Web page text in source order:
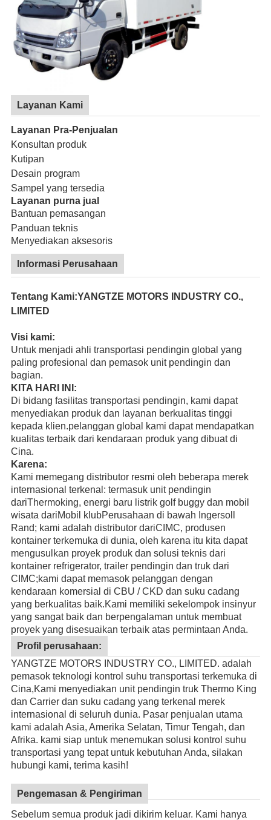
Layanan Kami
Layanan Pra-Penjualan
Konsultan produk
Kutipan
Desain program
Sampel yang tersedia
Layanan purna jual
Bantuan pemasangan
Panduan teknis
Menyediakan aksesoris
Informasi Perusahaan
Tentang Kami:YANGTZE MOTORS INDUSTRY CO.,
LIMITED
Visi kami:
Untuk menjadi ahli transportasi pendingin global yang
paling profesional dan pemasok unit pendingin dan
bagian.
KITA HARI INI:
Di bidang fasilitas transportasi pendingin, kami dapat
menyediakan produk dan layanan berkualitas tinggi
kepada klien.pelanggan global kami dapat mendapatkan
kualitas terbaik dari kendaraan produk yang dibuat di
Cina.
Karena:
Kami memegang distributor resmi oleh beberapa merek
internasional terkenal: termasuk unit pendingin
dariThermoking, energi baru listrik golf buggy dan mobil
wisata dariMobil klubPerusahaan di bawah Ingersoll
Rand; kami adalah distributor dariCIMC, produsen
kontainer terkemuka di dunia, oleh karena itu kita dapat
mengusulkan proyek produk dan solusi teknis dari
kontainer refrigerator, trailer pendingin dan truk dari
CIMC;kami dapat memasok pelanggan dengan
kendaraan komersial di CBU / CKD dan suku cadang
yang berkualitas baik.Kami memiliki sekelompok insinyur
yang sangat baik dan berpengalaman untuk membuat
proyek yang disesuaikan terbaik atas permintaan Anda.
Profil perusahaan:
YANGTZE MOTORS INDUSTRY CO., LIMITED. adalah
pemasok teknologi kontrol suhu transportasi terkemuka di
Cina,Kami menyediakan unit pendingin truk Thermo King
dan Carrier dan suku cadang yang terkenal merek
internasional di seluruh dunia. Pasar penjualan utama
kami adalah Asia, Amerika Selatan, Timur Tengah, dan
Afrika. kami siap untuk menemukan solusi kontrol suhu
transportasi yang tepat untuk kebutuhan Anda, silakan
hubungi kami, terima kasih!
Pengemasan & Pengiriman
Sebelum semua produk jadi dikirim keluar. Kami hanya